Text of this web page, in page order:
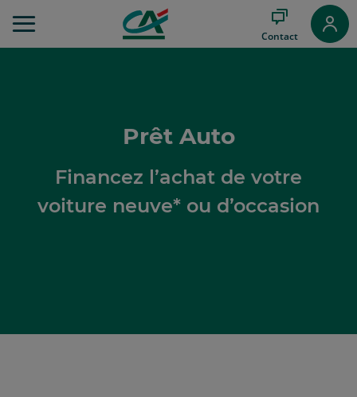
au
Contact
Prêt Auto
Financez l’achat de votre
voiture neuve* ou d’occasion